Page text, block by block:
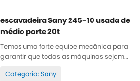
escavadeira Sany 245-10 usada de
médio porte 20t
Temos uma forte equipe mecânica para
garantir que todas as máquinas sejam
100% original. Todas as peças são bem
Categoria: Sany